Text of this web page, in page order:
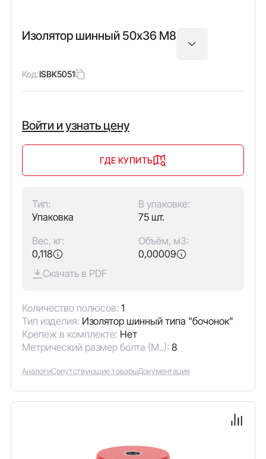
Изолятор шинный 50х36 М8
Код:ISBK5051
Войти и узнать цену
ГДЕ КУПИТЬ
Тип:
Упаковка
В упаковке:
75 шт.
Вес, кг:
0,118
Объём, м3:
0,00009
Скачать в PDF
Количество полюсов: 1
Тип изделия: Изолятор шинный типа "бочонок"
Крепеж в комплекте: Нет
Метрический размер болта (М..): 8
АналогиСопутствующие товарыДокументация